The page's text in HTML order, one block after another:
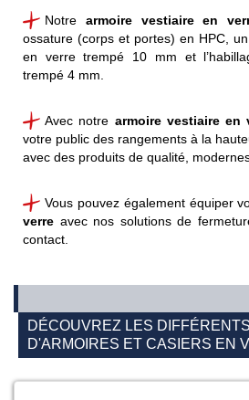
Notre armoire vestiaire en
ossature (corps et portes) en HPC,
en verre trempé 10 mm et
trempé 4 mm
Avec notre armoire vestiaire en
votre public des rangements à la
avec des produits de qualité,
Vous pouvez également équiper
verre avec nos solutions de
contact
DÉCOUVREZ LES
D'ARMOIRES ET CASIERS EN